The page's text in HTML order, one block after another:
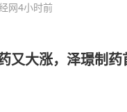
网4小时前
又大涨，泽璟制